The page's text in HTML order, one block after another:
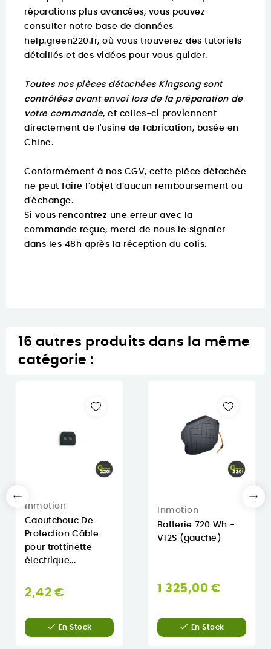
réparations plus avancées, vous pouvez
consulter notre base de données
help.green220.fr, où vous trouverez des tutoriels
détaillés et des vidéos pour vous guider.
Toutes nos pièces détachées Kingsong sont
contrôlées avant envoi lors de la préparation de
votre commande, et celles-ci proviennent
directement de l'usine de fabrication, basée en
Chine.
Conformément à nos CGV, cette pièce détachée
ne peut faire l’objet d’aucun remboursement ou
d'échange.
Si vous rencontrez une erreur avec la
commande reçue, merci de nous le signaler
dans les 48h après la réception du colis.
16 autres produits dans la même
catégorie :
Inmotion
Caoutchouc De
Protection Câble
pour trottinette
électrique...
2,42 €
 En Stock
Inmotion
Batterie 720 Wh -
V12S (gauche)
1 325,00 €
 En Stock